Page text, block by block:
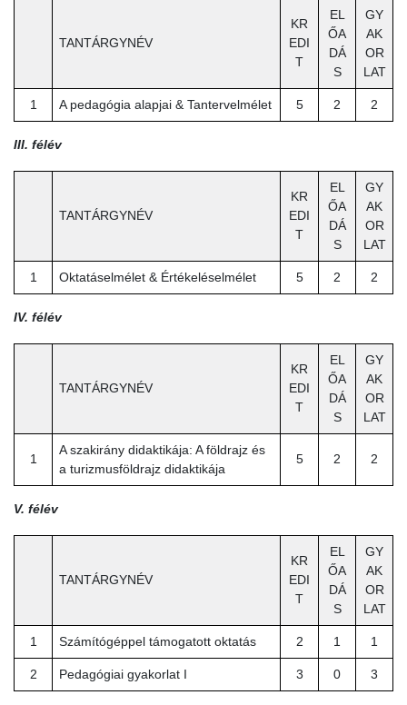
TANTÁRGYNÉV
KR
EDI
T
EL
ŐA
DÁ
S
GY
AK
OR
LAT
1 A pedagógia alapjai & Tantervelmélet 5 2 2
III. félév
TANTÁRGYNÉV
KR
EDI
T
EL
ŐA
DÁ
S
GY
AK
OR
LAT
1 Oktatáselmélet & Értékeléselmélet 5 2 2
IV. félév
TANTÁRGYNÉV
KR
EDI
T
EL
ŐA
DÁ
S
GY
AK
OR
LAT
1
A szakirány didaktikája: A földrajz és
a turizmusföldrajz didaktikája
5 2 2
V. félév
TANTÁRGYNÉV
KR
EDI
T
EL
ŐA
DÁ
S
GY
AK
OR
LAT
1 Számítógéppel támogatott oktatás 2 1 1
2 Pedagógiai gyakorlat I 3 0 3